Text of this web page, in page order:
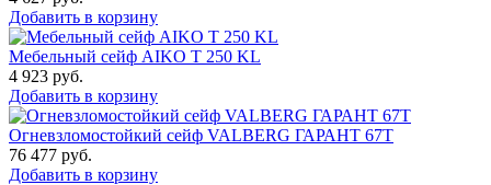
Добавить в корзину
Мебельный сейф AIKO T 250 KL
4 923 руб.
Добавить в корзину
Огневзломостойкий сейф VALBERG ГАРАНТ 67T
76 477 руб.
Добавить в корзину